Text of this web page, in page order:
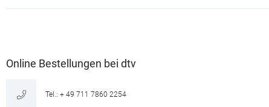
Online Bestellungen bei dtv
Tel.: + 49 711 7860 2254